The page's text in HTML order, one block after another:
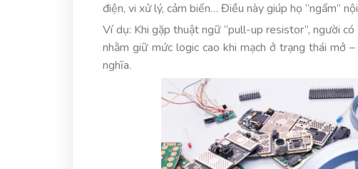
điện, vi xử lý, cảm biến… Điều này giúp họ “ngấm”
Ví dụ: Khi gặp thuật ngữ “pull-up resistor”, người
nhằm giữ mức logic cao khi mạch ở trạng thái mở
nghĩa.